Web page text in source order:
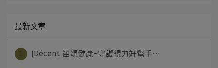
最新文章
[Décent 笛頌健康-守護視力好幫手⋯